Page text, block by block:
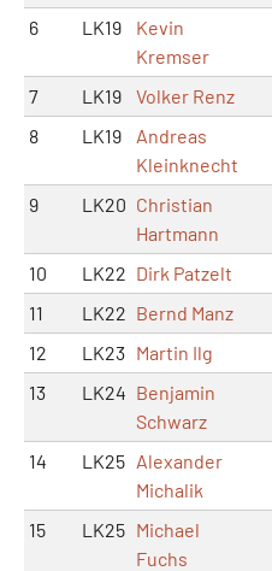
6
LK19
Kevin
Kremser
7 LK19 Volker Renz
8
LK19
Andreas
Kleinknecht
9 LK20 Christian
Hartmann
10 LK22 Dirk Patzelt
11
LK22 Bernd Manz
12
LK23 Martin Ilg
13
LK24 Benjamin
Schwarz
14 LK25 Alexander
Michalik
15 LK25 Michael
Fuchs